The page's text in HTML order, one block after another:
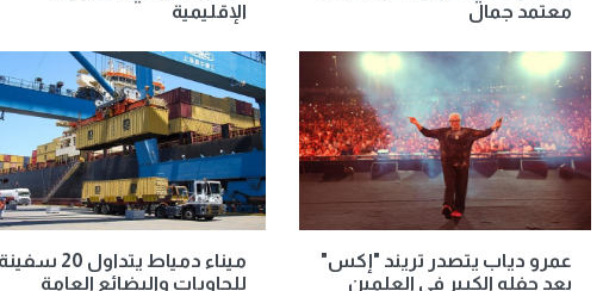
معتمد جمال
الإقليمية
عمرو دياب يتصدر تريند "إكس"
بعد حفله الكبير في العلمين
ميناء دمياط يتداول 20
للحاويات والبضائع العامة